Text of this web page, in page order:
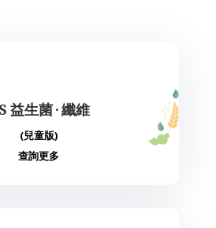
益生菌 · 纖維
(兒童版)
查詢更多